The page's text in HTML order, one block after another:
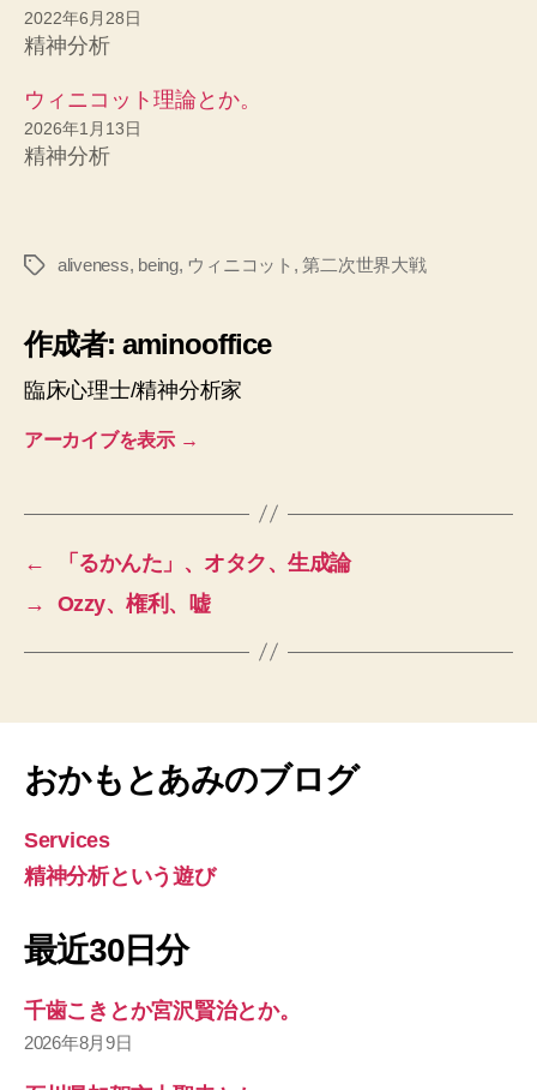
2022年6月28日
精神分析
ウィニコット理論とか。
2026年1月13日
精神分析
タ
aliveness, being, ウィニコット ,第二次世界大戦
作成者: aminooffice
臨床心理士/精神分析家
アーカイブを表示 →
←
「るかんた」、オタク、生成論
→
Ozzy、権利、嘘
おかもとあみのブログ
Services
精神分析という遊び
最近30日分
千歯こきとか宮沢賢治とか。
2026年8月9日